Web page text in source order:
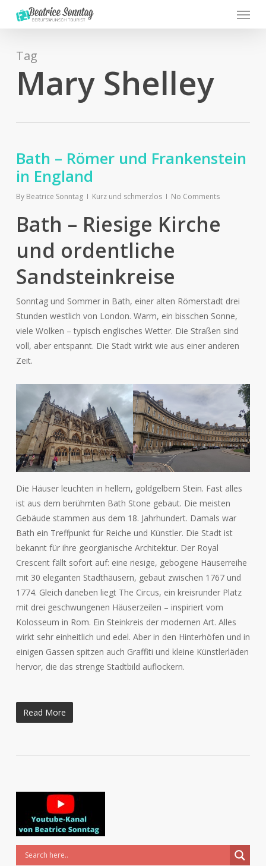
content
Menu
Tag
Mary Shelley
Bath – Römer und Frankenstein
in England
By Beatrice Sonntag Kurz und schmerzlos No Comments
Bath – Riesige Kirche
und ordentliche
Sandsteinkreise
Sonntag und Sommer in Bath, einer alten Römerstadt drei
Stunden westlich von London. Warm, ein bisschen Sonne,
viele Wolken – typisch englisches Wetter. Die Straßen sind
voll, aber entspannt. Die Stadt wirkt wie aus einer anderen
Zeit.
Die Häuser leuchten in hellem, goldgelbem Stein. Fast alles
ist aus dem berühmten Bath Stone gebaut. Die meisten
Gebäude stammen aus dem 18. Jahrhundert. Damals war
Bath ein Treffpunkt für Reiche und Künstler. Die Stadt ist
bekannt für ihre georgianische Architektur. Der Royal
Crescent fällt sofort auf: eine riesige, gebogene Häuserreihe
mit 30 eleganten Stadthäusern, gebaut zwischen 1767 und
1774. Gleich daneben liegt The Circus, ein kreisrunder Platz
mit drei geschwungenen Häuserzeilen – inspiriert vom
Kolosseum in Rom. Ein Steinkreis der modernen Art. Alles
wirkt sehr einheitlich und edel. Aber in den Hinterhöfen und in
einigen Gassen spitzen auch Graffiti und kleine Künstlerläden
hervor, die das strenge Stadtbild auflockern.
Read More